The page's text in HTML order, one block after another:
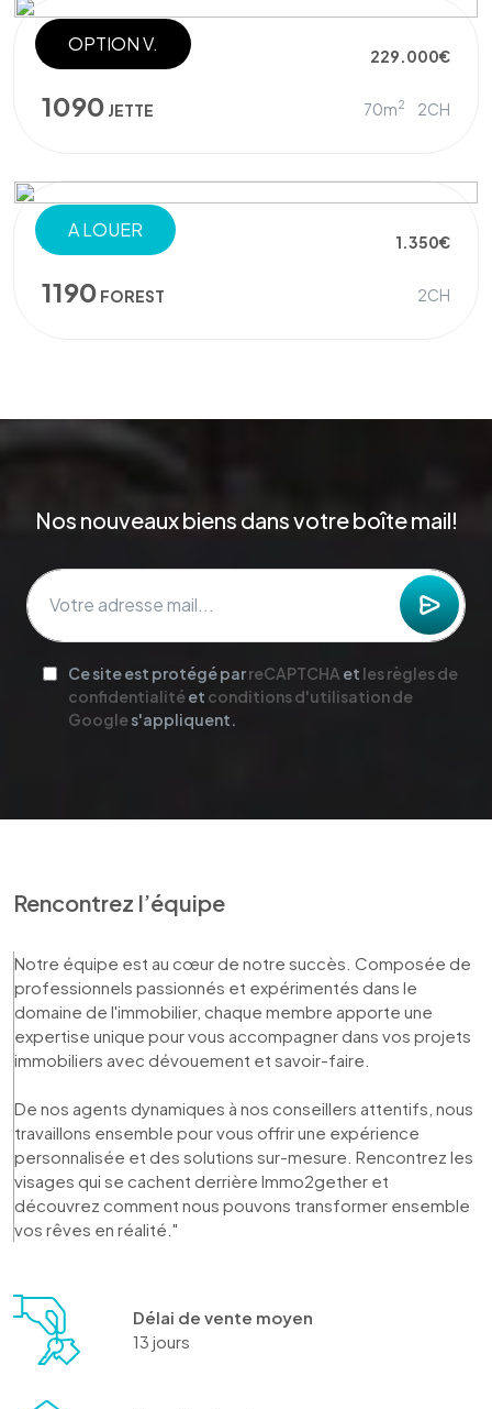
OPTION V.
APPARTEMENT 229.000€
1090 JETTE 70m2 2CH
A LOUER
APPARTEMENT 1.350€
1190 FOREST 2CH
Nos nouveaux biens dans votre boîte mail!
Ce site est protégé parreCAPTCHA et les règles de
confidentialitéet conditions d'utilisation de
Googles'appliquent.
Rencontrez l’équipe
Notre équipe est au cœur de notre succès. Composée de
professionnels passionnés et expérimentés dans le
domaine de l'immobilier, chaque membre apporte une
expertise unique pour vous accompagner dans vos projets
immobiliers avec dévouement et savoir-faire.
De nos agents dynamiques à nos conseillers attentifs, nous
travaillons ensemble pour vous offrir une expérience
personnalisée et des solutions sur-mesure. Rencontrez les
visages qui se cachent derrière Immo2gether et
découvrez comment nous pouvons transformer ensemble
vos rêves en réalité."
Délai de vente moyen
13 jours